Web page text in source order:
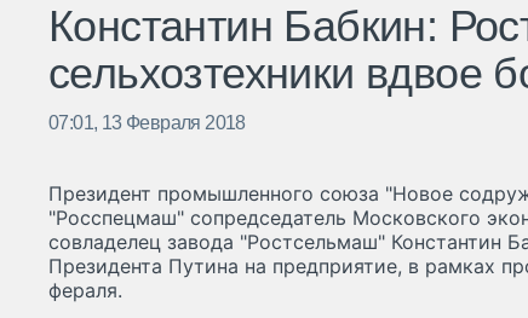
Константин Бабкин:
сельхозтехники вдвое
07:01, 13 Февраля 2018
Президент промышленного союза "Новое
"Росспецмаш" сопредседатель Московского
совладелец завода "Ростсельмаш" Константин
Президента Путина на предприятие, в рамках
фераля.